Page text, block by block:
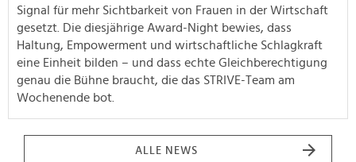
Signal für mehr Sichtbarkeit von Frauen in der Wirtschaft
gesetzt. Die diesjährige Award-Night bewies, dass
Haltung, Empowerment und wirtschaftliche Schlagkraft
eine Einheit bilden – und dass echte Gleichberechtigung
genau die Bühne braucht, die das STRIVE-Team am
Wochenende bot.
ALLE NEWS